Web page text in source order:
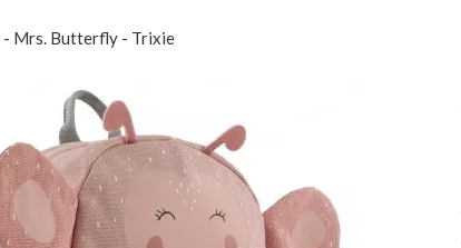
- Mrs. Butterfly - Trixie